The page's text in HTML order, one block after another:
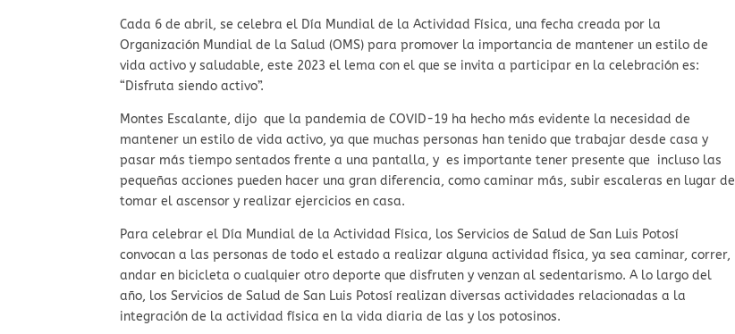
Cada 6 de abril, se celebra el Día Mundial de la Actividad Física, una fecha creada por la
Organización Mundial de la Salud (OMS) para promover la importancia de mantener un estilo de
vida activo y saludable, este 2023 el lema con el que se invita a participar en la celebración es:
“Disfruta siendo activo”.
Montes Escalante, dijo que la pandemia de COVID-19 ha hecho más evidente la necesidad de
mantener un estilo de vida activo, ya que muchas personas han tenido que trabajar desde casa y
pasar más tiempo sentados frente a una pantalla, y es importante tener presente que incluso las
pequeñas acciones pueden hacer una gran diferencia, como caminar más, subir escaleras en lugar de
tomar el ascensor y realizar ejercicios en casa.
Para celebrar el Día Mundial de la Actividad Física, los Servicios de Salud de San Luis Potosí
convocan a las personas de todo el estado a realizar alguna actividad física, ya sea caminar, correr,
andar en bicicleta o cualquier otro deporte que disfruten y venzan al sedentarismo. A lo largo del
año, los Servicios de Salud de San Luis Potosí realizan diversas actividades relacionadas a la
integración de la actividad física en la vida diaria de las y los potosinos.